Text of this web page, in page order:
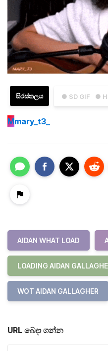
● SD GIF ●
සිරස්තලය
Mmary_t3_
AIDAN WHAT LOAD
LOADING AIDAN
WOT AIDAN GALLAGHER
URL බෙදා ගන්න